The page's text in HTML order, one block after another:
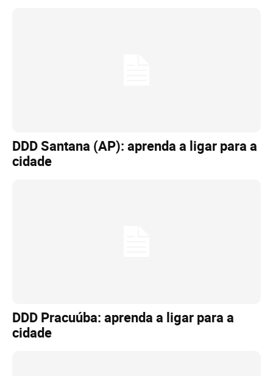
DDD Santana (AP): aprenda a ligar para a
cidade
DDD Pracuúba: aprenda a ligar para a
cidade